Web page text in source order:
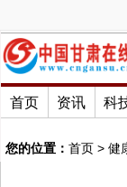
首页 资讯 科
您的位置： 首页 > 健